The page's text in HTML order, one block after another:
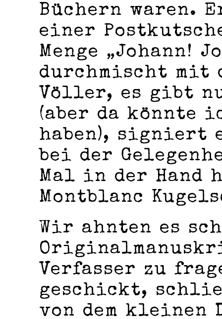
Büchern waren.
einer
Menge „Johann!
durchmischt mit
Völler, es gibt
(aber da könnte
haben), signiert
bei der
Mal in der Hand
Montblanc
Wir ahnten es
Verfasser zu
geschickt,
von dem kleinen